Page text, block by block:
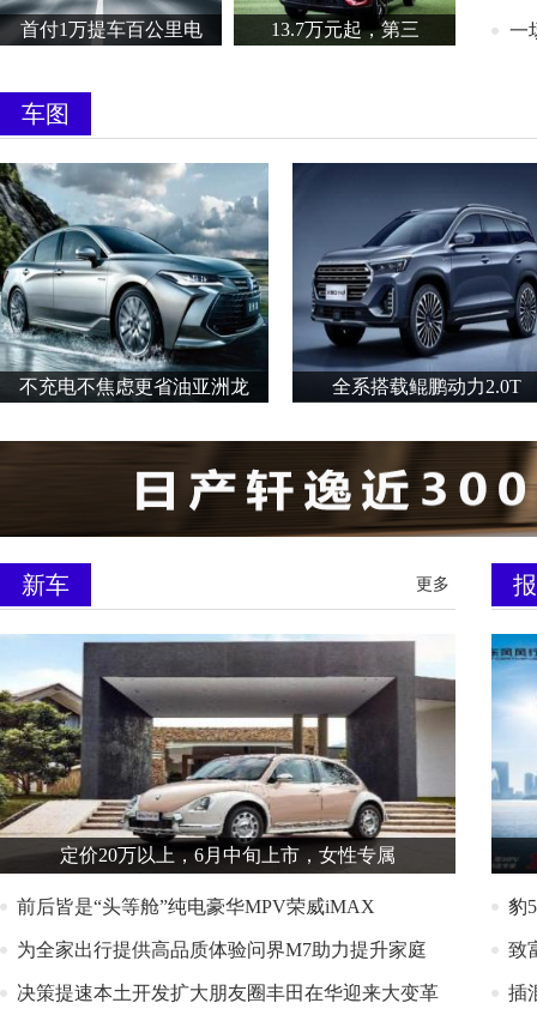
首付1万提车百公里电 13.7万元起，第三 一
车图
不充电不焦虑更省油亚洲龙 全系搭载鲲鹏动力2.0T
新车 更多
定价20万以上，6月中旬上市，女性专属
前后皆是“头等舱”纯电豪华MPV荣威iMAX
为全家出行提供高品质体验问界M7助力提升家庭
决策提速本土开发扩大朋友圈丰田在华迎来大变革
豹
致
插